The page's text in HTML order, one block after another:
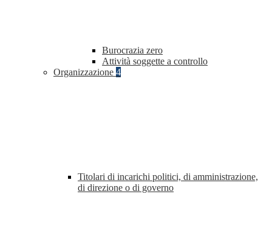
Burocrazia zero
Attività soggette a controllo
Organizzazione 4
Titolari di incarichi politici, di amministrazione,
di direzione o di governo